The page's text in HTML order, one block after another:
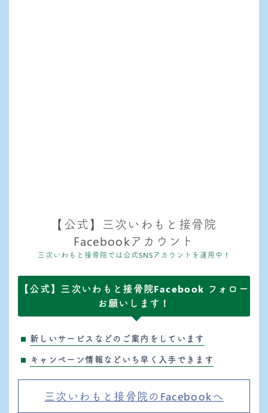
【公式】三次いわもと接骨院
Facebookアカウント
三次いわもと接骨院では公式SNSアカウントを運用中！
【公式】三次いわもと接骨院Facebook フォロー
お願いします！
新しいサービスなどのご案内をしています
キャンペーン情報などいち早く入手できます
三次いわもと接骨院のFacebookへ